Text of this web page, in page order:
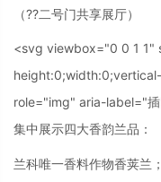
（??二号门共享展厅）
<svg viewbox="0 0 1 1"
role="img" aria-label="
集中展示四大香韵兰品：
兰科唯一香料作物香荚兰；